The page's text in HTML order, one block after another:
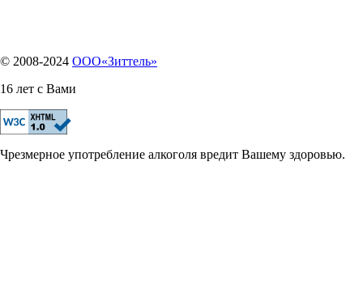
© 2008-2024 OOO«Зиттель»
16 лет с Вами
Чрезмерное употребление алкоголя вредит Вашему здоровью.